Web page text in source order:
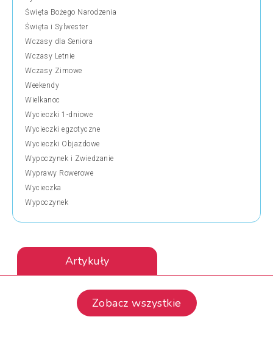
Święta Bożego Narodzenia
Święta i Sylwester
Wczasy dla Seniora
Wczasy Letnie
Wczasy Zimowe
Weekendy
Wielkanoc
Wycieczki 1-dniowe
Wycieczki egzotyczne
Wycieczki Objazdowe
Wypoczynek i Zwiedzanie
Wyprawy Rowerowe
Wycieczka
Wypoczynek
Artykuły
Zobacz wszystkie